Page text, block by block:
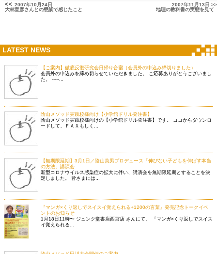
<< 2007年10月24日
大林宣彦さんとの懇談で感じたこと
2007年11月13日 >>
地理の教科書の実態を見て
LATEST NEWS
【ご案内】徹底反復研究会日帰り合宿（会員外の申込み締切りました）
会員外の申込みを締め切らせていただきました。 ご応募ありがとうございまし
た。 -----...
陰山メソッド実践校様向け【小学館ドリル発注書】
陰山メソッド実践校様向けの【小学館ドリル発注書】です。 ココからダウンロ
ードして、ＦＡＸもしく...
【無期限延期】3月1日／陰山英男プロデュース「伸びない子どもを伸ばす本当
の方法」講演会
新型コロナウイルス感染症の拡大に伴い、講演会を無期限延期とすることを決
定しました。 皆さまには...
『マンガ×くり返しでスイスイ覚えられる+1200の言葉』発売記念トークイベ
ントのお知らせ
1月18日11時〜 ジュンク堂書店西宮店 さんにて、 『マンガ×くり返しでスイス
イ覚えられる...